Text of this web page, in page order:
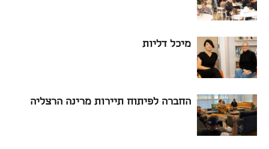
מיכל דליות
החברה לפיתוח תיירות מרינה הרצליה